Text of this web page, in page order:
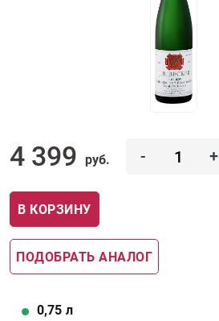
4 399 руб. - +
В КОРЗИНУ
ПОДОБРАТЬ АНАЛОГ
0,75 л